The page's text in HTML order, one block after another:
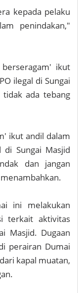
kepada pelaku
penindakan,"
ikut
ilegal di Sungai
tidak ada tebang
ikut andil dalam
Sungai Masjid
dan jangan
ini melakukan
terkait aktivitas
Masjid. Dugaan
perairan Dumai
kapal muatan,